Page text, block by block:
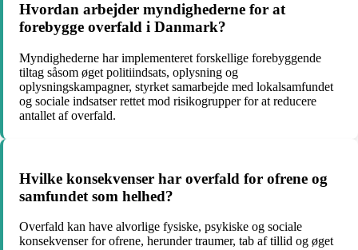
Hvordan arbejder myndighederne for at
forebygge overfald i Danmark?
Myndighederne har implementeret forskellige forebyggende
tiltag såsom øget politiindsats, oplysning og
oplysningskampagner, styrket samarbejde med lokalsamfundet
og sociale indsatser rettet mod risikogrupper for at reducere
antallet af overfald.
Hvilke konsekvenser har overfald for ofrene og
samfundet som helhed?
Overfald kan have alvorlige fysiske, psykiske og sociale
konsekvenser for ofrene, herunder traumer, tab af tillid og øget